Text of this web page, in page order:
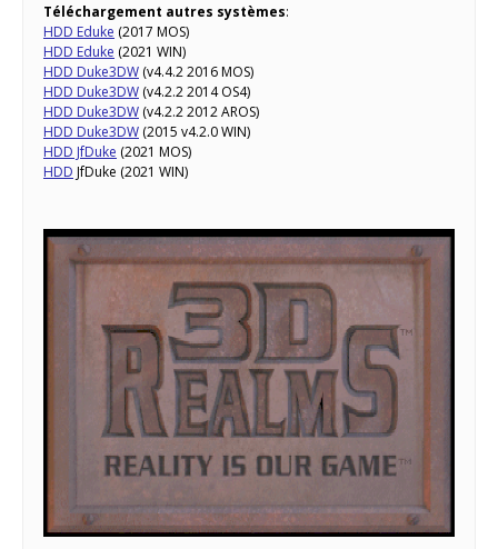
Téléchargement autres systèmes:
HDD Eduke (2017 MOS)
HDD Eduke (2021 WIN)
HDD Duke3DW (v4.4.2 2016 MOS)
HDD Duke3DW (v4.2.2 2014 OS4)
HDD Duke3DW (v4.2.2 2012 AROS)
HDD Duke3DW (2015 v4.2.0 WIN)
HDD JfDuke (2021 MOS)
HDD JfDuke (2021 WIN)